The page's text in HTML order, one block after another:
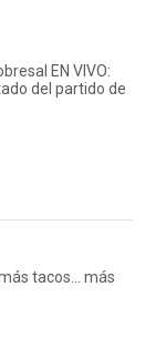
EN VIVO:
del partido de
tacos... más